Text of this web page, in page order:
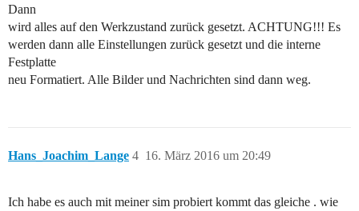
Dann
wird alles auf den Werkzustand zurück gesetzt. ACHTUNG!!! Es
werden dann alle Einstellungen zurück gesetzt und die interne
Festplatte
neu Formatiert. Alle Bilder und Nachrichten sind dann weg.
Hans_Joachim_Lange 16. März 2016 um 20:49
4
Ich habe es auch mit meiner sim probiert kommt das gleiche . wie